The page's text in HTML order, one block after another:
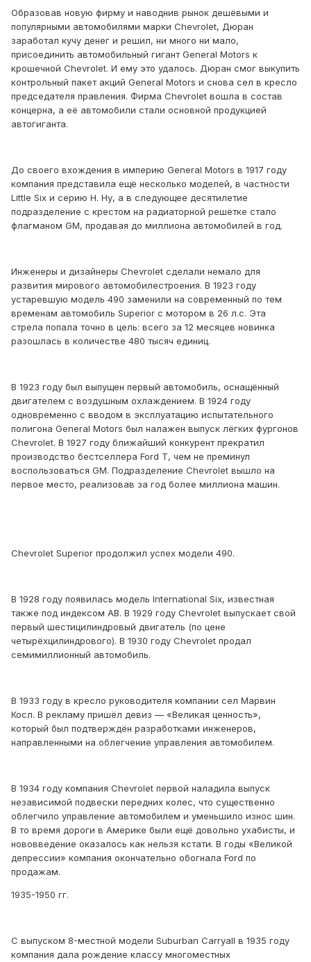
Образовав новую фирму и наводнив рынок дешёвыми и
популярными автомобилями марки Chevrolet, Дюран
заработал кучу денег и решил, ни много ни мало,
присоединить автомобильный гигант General Motors к
крошечной Chevrolet. И ему это удалось. Дюран смог выкупить
контрольный пакет акций General Motors и снова сел в кресло
председателя правления. Фирма Chevrolet вошла в состав
концерна, а её автомобили стали основной продукцией
автогиганта.
До своего вхождения в империю General Motors в 1917 году
компания представила ещё несколько моделей, в частности
Little Six и серию H. Ну, а в следующее десятилетие
подразделение с крестом на радиаторной решётке стало
флагманом GM, продавая до миллиона автомобилей в год.
Инженеры и дизайнеры Chevrolet сделали немало для
развития мирового автомобилестроения. В 1923 году
устаревшую модель 490 заменили на современный по тем
временам автомобиль Superior с мотором в 26 л.с. Эта
стрела попала точно в цель: всего за 12 месяцев новинка
разошлась в количестве 480 тысяч единиц.
В 1923 году был выпущен первый автомобиль, оснащённый
двигателем с воздушным охлаждением. В 1924 году
одновременно с вводом в эксплуатацию испытательного
полигона General Motors был налажен выпуск лёгких фургонов
Chevrolet. В 1927 году ближайший конкурент прекратил
производство бестселлера Ford T, чем не преминул
воспользоваться GM. Подразделение Chevrolet вышло на
первое место, реализовав за год более миллиона машин.
Chevrolet Superior продолжил успех модели 490.
В 1928 году появилась модель International Six, известная
также под индексом АВ. В 1929 году Chevrolet выпускает свой
первый шестицилиндровый двигатель (по цене
четырёхцилиндрового). В 1930 году Chevrolet продал
семимиллионный автомобиль.
В 1933 году в кресло руководителя компании сел Марвин
Косл. В рекламу пришёл девиз — «Великая ценность»,
который был подтверждён разработками инженеров,
направленными на облегчение управления автомобилем.
В 1934 году компания Chevrolet первой наладила выпуск
независимой подвески передних колес, что существенно
облегчило управление автомобилем и уменьшило износ шин.
В то время дороги в Америке были ещё довольно ухабисты, и
нововведение оказалось как нельзя кстати. В годы «Великой
депрессии» компания окончательно обогнала Ford по
продажам.
1935-1950 гг.
С выпуском 8-местной модели Suburban Carryall в 1935 году
компания дала рождение классу многоместных